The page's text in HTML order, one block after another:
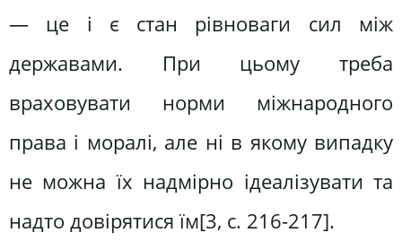
— це і є стан рівноваги сил між
державами. При цьому треба
враховувати норми міжнародного
права і моралі, але ні в якому випадку
не можна їх надмірно ідеалізувати та
надто довірятися їм[3, c. 216-217].